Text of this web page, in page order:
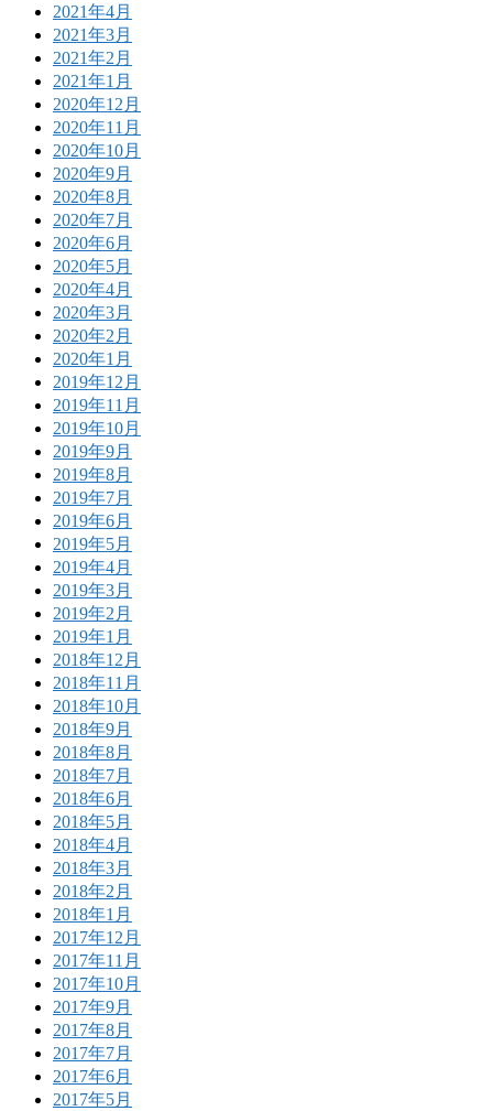
2021年4月
2021年3月
2021年2月
2021年1月
2020年12月
2020年11月
2020年10月
2020年9月
2020年8月
2020年7月
2020年6月
2020年5月
2020年4月
2020年3月
2020年2月
2020年1月
2019年12月
2019年11月
2019年10月
2019年9月
2019年8月
2019年7月
2019年6月
2019年5月
2019年4月
2019年3月
2019年2月
2019年1月
2018年12月
2018年11月
2018年10月
2018年9月
2018年8月
2018年7月
2018年6月
2018年5月
2018年4月
2018年3月
2018年2月
2018年1月
2017年12月
2017年11月
2017年10月
2017年9月
2017年8月
2017年7月
2017年6月
2017年5月